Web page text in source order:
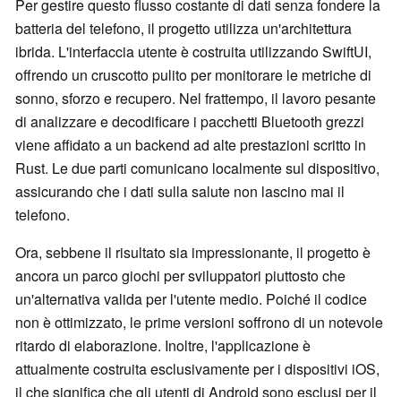
Per gestire questo flusso costante di dati senza fondere la
batteria del telefono, il progetto utilizza un'architettura
ibrida. L'interfaccia utente è costruita utilizzando SwiftUI,
offrendo un cruscotto pulito per monitorare le metriche di
sonno, sforzo e recupero. Nel frattempo, il lavoro pesante
di analizzare e decodificare i pacchetti Bluetooth grezzi
viene affidato a un backend ad alte prestazioni scritto in
Rust. Le due parti comunicano localmente sul dispositivo,
assicurando che i dati sulla salute non lascino mai il
telefono.
Ora, sebbene il risultato sia impressionante, il progetto è
ancora un parco giochi per sviluppatori piuttosto che
un'alternativa valida per l'utente medio. Poiché il codice
non è ottimizzato, le prime versioni soffrono di un notevole
ritardo di elaborazione. Inoltre, l'applicazione è
attualmente costruita esclusivamente per i dispositivi iOS,
il che significa che gli utenti di Android sono esclusi per il